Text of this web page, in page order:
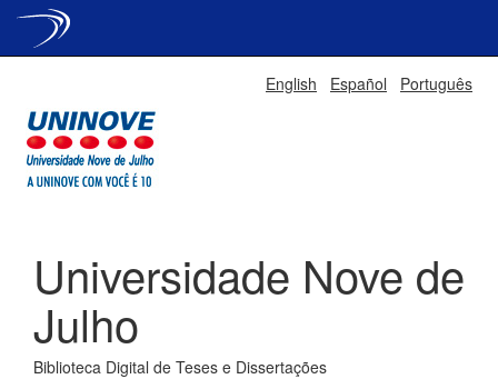
English Español Português
Universidade Nove de
Julho
Biblioteca Digital de Teses e Dissertações